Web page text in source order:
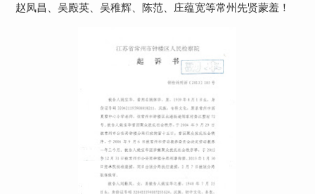
赵凤昌、吴殿英、吴稚辉、陈范、庄蕴宽等常州先贤蒙羞！